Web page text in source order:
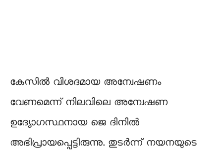
കേസിൽ വിശദമായ അന്വേഷണം
വേണമെന്ന് നിലവിലെ അന്വേഷണ
ഉദ്യോഗസ്ഥനായ ജെ ദിനിൽ
അഭിപ്രായപ്പെട്ടിരുന്നു. തുടർന്ന് നയനയുടെ